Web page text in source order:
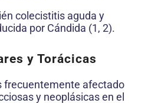
colecistitis aguda y
por Cándida (1, 2).
y Torácicas
frecuentemente afectado
y neoplásicas en el